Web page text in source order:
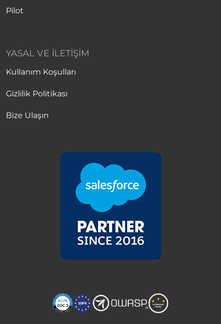
Pilot
YASAL VE İLETIŞIM
Kullanım Koşulları
Gizlilik Politikası
Bize Ulaşın